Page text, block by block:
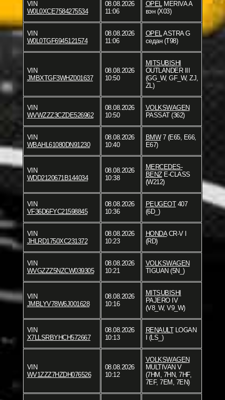
VIN
W0L0XCE7584275534
08.08.2026
11:06
OPELMERIVA A
вэн (X03)
VIN
W0L0TGF6945121574
08.08.2026
11:06
OPELASTRA G
седан (T98)
VIN
JMBXTGF3WHZ001637
08.08.2026
10:50
MITSUBISHI
OUTLANDER III
(GG_W, GF_W, ZJ,
ZL)
VIN
WVWZZZ3CZDE526962
08.08.2026
10:50
VOLKSWAGEN
PASSAT (362)
VIN
WBAHL61080DN91230
08.08.2026
10:40
BMW7 (E65, E66,
E67)
VIN
WDD2120671B144034
08.08.2026
10:38
MERCEDES-
BENZE-CLASS
(W212)
VIN
VF36D6FYC21598845
08.08.2026
10:36
PEUGEOT407
(6D_)
VIN
JHLRD1750XC231372
08.08.2026
10:23
HONDACR-V I
(RD)
VIN
WVGZZZ5NZCW039305
08.08.2026
10:21
VOLKSWAGEN
TIGUAN (5N_)
VIN
JMBLYV78W6J001628
08.08.2026
10:16
MITSUBISHI
PAJERO IV
(V8_W, V9_W)
VIN
X7LLSRBYHCH572667
08.08.2026
10:13
RENAULTLOGAN
I (LS_)
VIN
WV1ZZZ7HZDH076526
08.08.2026
10:12
VOLKSWAGEN
MULTIVAN V
(7HM, 7HN, 7HF,
7EF, 7EM, 7EN)